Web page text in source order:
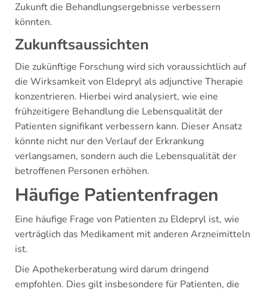
Zukunft die Behandlungsergebnisse verbessern
könnten.
Zukunftsaussichten
Die zukünftige Forschung wird sich voraussichtlich auf
die Wirksamkeit von Eldepryl als adjunctive Therapie
konzentrieren. Hierbei wird analysiert, wie eine
frühzeitigere Behandlung die Lebensqualität der
Patienten signifikant verbessern kann. Dieser Ansatz
könnte nicht nur den Verlauf der Erkrankung
verlangsamen, sondern auch die Lebensqualität der
betroffenen Personen erhöhen.
Häufige Patientenfragen
Eine häufige Frage von Patienten zu Eldepryl ist, wie
verträglich das Medikament mit anderen Arzneimitteln
ist.
Die Apothekerberatung wird darum dringend
empfohlen. Dies gilt insbesondere für Patienten, die